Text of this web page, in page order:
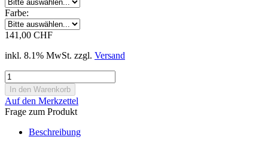
Farbe:
141,00 CHF
inkl. 8.1% MwSt. zzgl. Versand
Auf den Merkzettel
Frage zum Produkt
Beschreibung